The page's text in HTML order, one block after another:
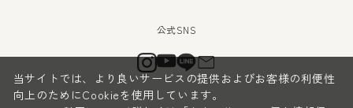
当サイトでは、より良いサービスの提供およびお客様の利便性
向上のためにCookieを使用しています。